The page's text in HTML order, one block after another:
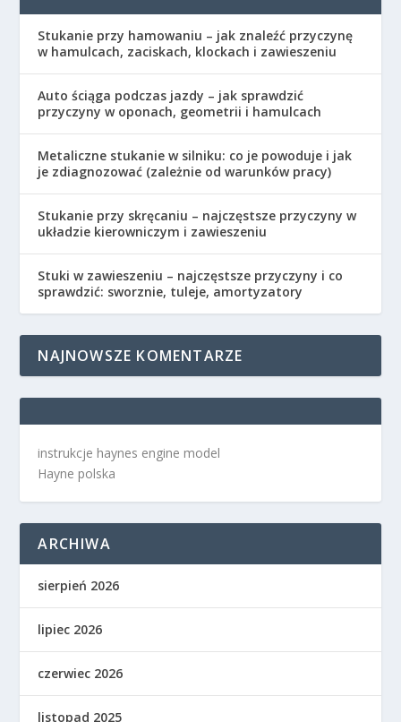
Stukanie przy hamowaniu – jak znaleźć przyczynę
w hamulcach, zaciskach, klockach i zawieszeniu
Auto ściąga podczas jazdy – jak sprawdzić
przyczyny w oponach, geometrii i hamulcach
Metaliczne stukanie w silniku: co je powoduje i jak
je zdiagnozować (zależnie od warunków pracy)
Stukanie przy skręcaniu – najczęstsze przyczyny w
układzie kierowniczym i zawieszeniu
Stuki w zawieszeniu – najczęstsze przyczyny i co
sprawdzić: sworznie, tuleje, amortyzatory
NAJNOWSZE KOMENTARZE
instrukcje haynes engine model
Hayne polska
ARCHIWA
sierpień 2026
lipiec 2026
czerwiec 2026
listopad 2025